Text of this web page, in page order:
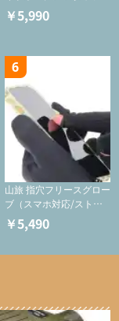
ック【ジッパーケース/
ケース/フードバッグ/コ
￥5,990
6
山旅 指穴フリースグロー
ブ（スマホ対応/ストレ
ッチ/登山用保温グロー
ブ)
￥5,490